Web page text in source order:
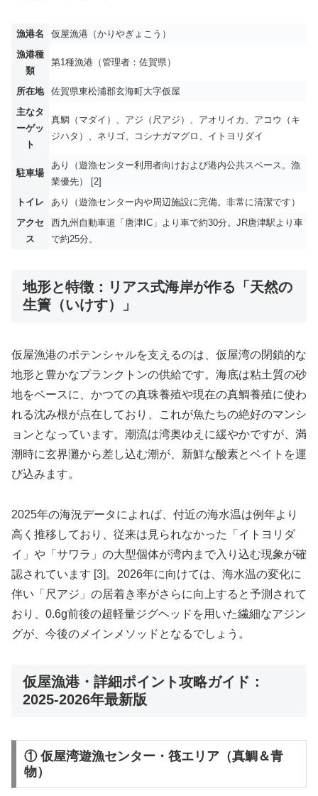
漁港名
仮屋漁港（かりやぎょこう）
漁港種
類
第1種漁港（管理者：佐賀県）
所在地
佐賀県東松浦郡玄海町大字仮屋
主なタ
ーゲッ
ト
真鯛（マダイ）、アジ（尺アジ）、アオリイカ、アコウ（キ
ジハタ）、ネリゴ、コシナガマグロ、イトヨリダイ
駐車場
あり（遊漁センター利用者向けおよび港内公共スペース。漁
業優先） [2]
トイレ
あり（遊漁センター内や周辺施設に完備。非常に清潔です）
アクセ
ス
西九州自動車道「唐津IC」より車で約30分。JR唐津駅より車
で約25分。
地形と特徴：リアス式海岸が作る「天然の
生簀（いけす）」
仮屋漁港のポテンシャルを支えるのは、仮屋湾の閉鎖的な
地形と豊かなプランクトンの供給です。海底は粘土質の砂
地をベースに、かつての真珠養殖や現在の真鯛養殖に使わ
れる沈み根が点在しており、これが魚たちの絶好のマンシ
ョンとなっています。潮流は湾奥ゆえに緩やかですが、満
潮時に玄界灘から差し込む潮が、新鮮な酸素とベイトを運
び込みます。
2025年の海況データによれば、付近の海水温は例年より
高く推移しており、従来は見られなかった「イトヨリダ
イ」や「サワラ」の大型個体が湾内まで入り込む現象が確
認されています [3]。2026年に向けては、海水温の変化に
伴い「尺アジ」の居着き率がさらに向上すると予測されて
おり、0.6g前後の超軽量ジグヘッドを用いた繊細なアジン
グが、今後のメインメソッドとなるでしょう。
仮屋漁港・詳細ポイント攻略ガイド：
2025-2026年最新版
① 仮屋湾遊漁センター・筏エリア（真鯛＆青
物）